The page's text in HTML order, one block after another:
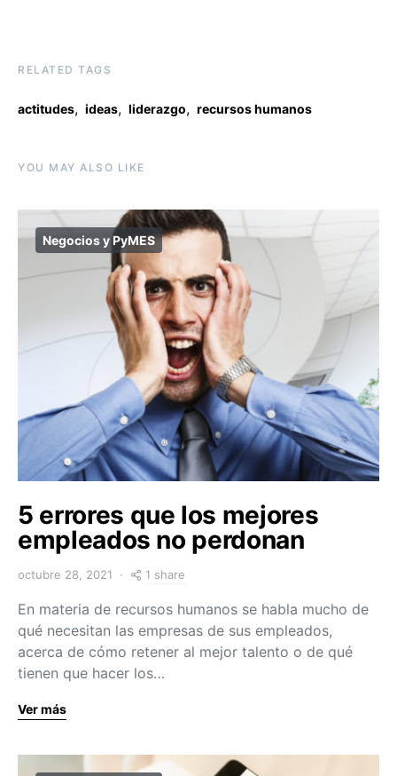
RELATED TAGS
actitudes, ideas, liderazgo, recursos humanos
YOU MAY ALSO LIKE
Negocios y PyMES
5 errores que los mejores
empleados no perdonan
octubre 28, 2021 1 share
En materia de recursos humanos se habla mucho de
qué necesitan las empresas de sus empleados,
acerca de cómo retener al mejor talento o de qué
tienen que hacer los…
Ver más